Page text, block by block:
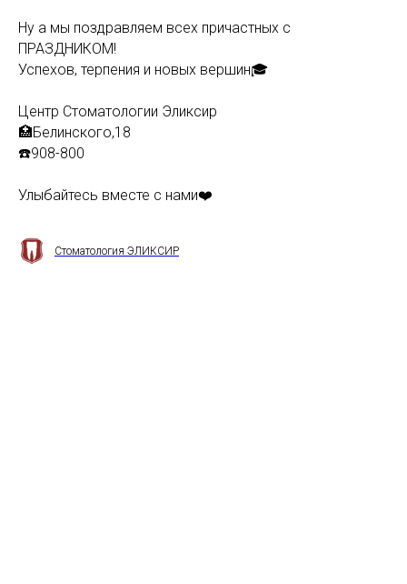
Ну а мы поздравляем всех причастных с
ПРАЗДНИКОМ!
Успехов, терпения и новых вершин🎓
Центр Стоматологии Эликсир
🏥Белинского,18
☎️908-800
Улыбайтесь вместе с нами❤️
Стоматология ЭЛИКСИР